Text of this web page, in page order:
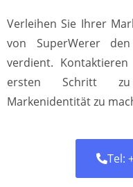
Verleihen Sie Ihrer
von SuperWerer
verdient.
ersten Schritt zu
Markenidentität zu
Tel: